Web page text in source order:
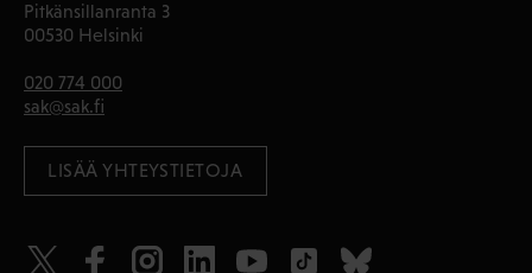
Pitkänsillanranta 3
00530 Helsinki
020 774 000
sak@sak.fi
LISÄÄ YHTEYSTIETOJA